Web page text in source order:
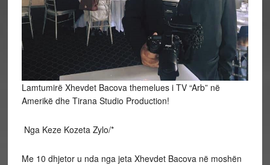
Lamtumirë Xhevdet Bacova themelues i TV “Arb” në
Amerikë dhe Tirana Studio Production!
Nga Keze Kozeta Zylo/*
Me 10 dhjetor u nda nga jeta Xhevdet Bacova në moshën